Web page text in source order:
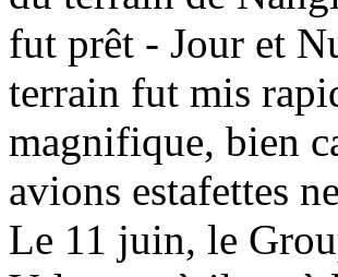
fut prêt - Jour et
terrain fut mis
magnifique, bien
avions estafettes
Le 11 juin, le